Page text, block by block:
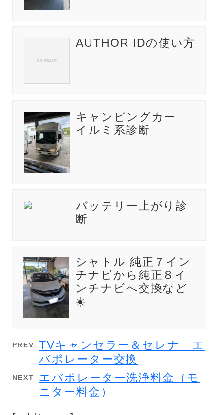
AUTHOR IDの使い方
キャンピングカー
イルミ系診断
バッテリー上がり診
断
シャトル 純正７イン
チナビから純正８イ
ンチナビへ交換など
☀️
PREV
TVキャンセラー＆セレナ エ
バポレーター交換
NEXT
エバポレーター洗浄料金（モ
ニター料金）